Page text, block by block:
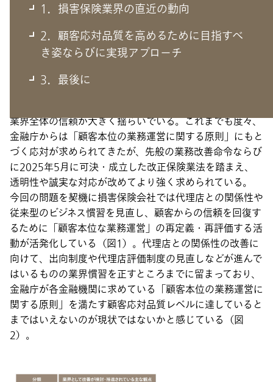
1．損害保険業界の直近の動向
2．顧客応対品質を高めるために目指すべ
き姿ならびに実現アプローチ
3．最後に
1．損害保険業界の直近の動向
損害保険業界では、ビッグモーター問題による保険金不正
業界全体の信頼が大きく揺らいでいる。これまでも度々、
金融庁からは「顧客本位の業務運営に関する原則」にもと
づく応対が求められてきたが、先般の業務改善命令ならび
に2025年5月に可決・成立した改正保険業法を踏まえ、
透明性や誠実な対応が改めてより強く求められている。
今回の問題を契機に損害保険会社では代理店との関係性や
従来型のビジネス慣習を見直し、顧客からの信頼を回復す
るために「顧客本位な業務運営」の再定義・再評価する活
動が活発化している（図1）。代理店との関係性の改善に
向けて、出向制度や代理店評価制度の見直しなどが進んで
はいるものの業界慣習を正すところまでに留まっており、
金融庁が各金融機関に求めている「顧客本位の業務運営に
関する原則」を満たす顧客応対品質レベルに達していると
まではいえないのが現状ではないかと感じている（図
2）。